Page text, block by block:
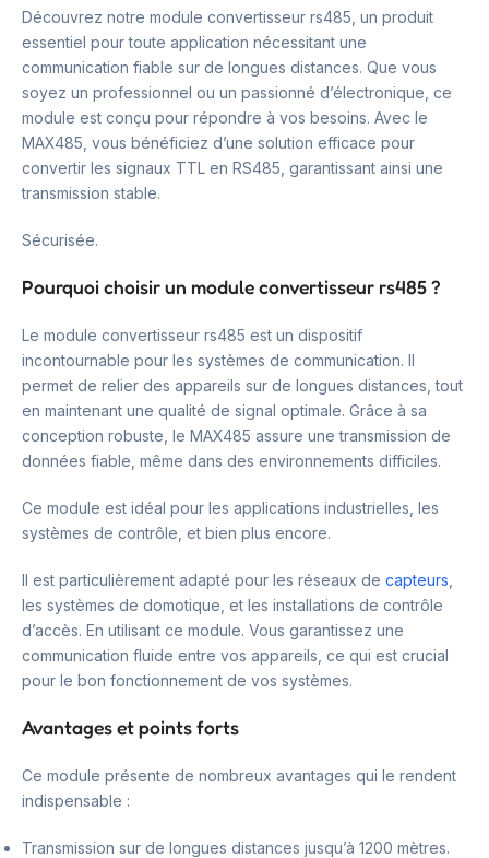
Découvrez notre module convertisseur rs485, un produit
essentiel pour toute application nécessitant une
communication fiable sur de longues distances. Que vous
soyez un professionnel ou un passionné d’électronique, ce
module est conçu pour répondre à vos besoins. Avec le
MAX485, vous bénéficiez d’une solution efficace pour
convertir les signaux TTL en RS485, garantissant ainsi une
transmission stable.
Sécurisée.
Pourquoi choisir un module convertisseur rs485 ?
Le module convertisseur rs485 est un dispositif
incontournable pour les systèmes de communication. Il
permet de relier des appareils sur de longues distances, tout
en maintenant une qualité de signal optimale. Grâce à sa
conception robuste, le MAX485 assure une transmission de
données fiable, même dans des environnements difficiles.
Ce module est idéal pour les applications industrielles, les
systèmes de contrôle, et bien plus encore.
Il est particulièrement adapté pour les réseaux de capteurs
les systèmes de domotique, et les installations de contrôle
d’accès. En utilisant ce module. Vous garantissez une
communication fluide entre vos appareils, ce qui est crucial
pour le bon fonctionnement de vos systèmes.
Avantages et points forts
Ce module présente de nombreux avantages qui le rendent
indispensable :
Transmission sur de longues distances jusqu’à 1200 mètres.